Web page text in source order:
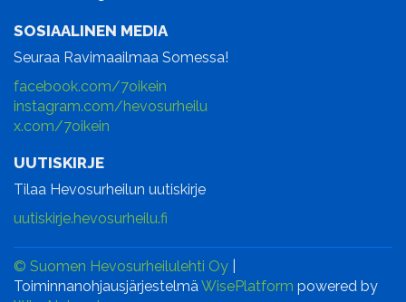
SOSIAALINEN MEDIA
Seuraa Ravimaailmaa Somessa!
facebook.com/7oikein
instagram.com/hevosurheilu
x.com/7oikein
UUTISKIRJE
Tilaa Hevosurheilun uutiskirje
uutiskirje.hevosurheilu.fi
© Suomen Hevosurheilulehti Oy
ToiminnanohjausjärjestelmäWisePlatform powered by